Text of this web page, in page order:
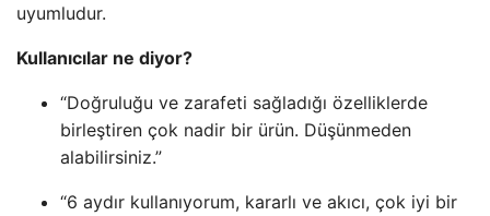
uyumludur.
Kullanıcılar ne diyor?
“Doğruluğu ve zarafeti sağladığı özelliklerde
birleştiren çok nadir bir ürün. Düşünmeden
alabilirsiniz.”
“6 aydır kullanıyorum, kararlı ve akıcı, çok iyi bir